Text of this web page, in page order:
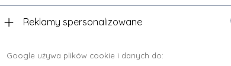
Reklamy spersonalizowane
Google używa plików cookie i danych do: